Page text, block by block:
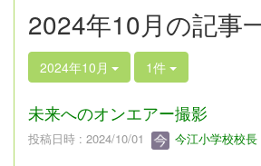
2024年10月の記事
2024年10月 1件
未来へのオンエアー撮影
投稿日時 : 2024/10/01 今江小学校校長